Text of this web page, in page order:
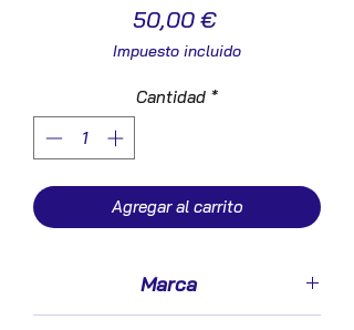
50,00 €Precio
Impuesto incluido
Cantidad *
Agregar al carrito
Marca